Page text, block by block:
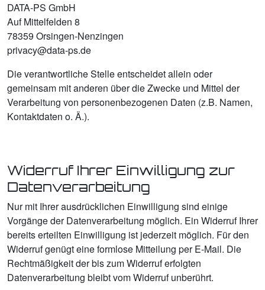
DATA-PS GmbH
Auf Mittelfelden 8
78359 Orsingen-Nenzingen
privacy@data-ps.de
Die verantwortliche Stelle entscheidet allein oder
gemeinsam mit anderen über die Zwecke und Mittel der
Verarbeitung von personenbezogenen Daten (z.B. Namen,
Kontaktdaten o. Ä.).
Widerruf Ihrer Einwilligung zur
Datenverarbeitung
Nur mit Ihrer ausdrücklichen Einwilligung sind einige
Vorgänge der Datenverarbeitung möglich. Ein Widerruf Ihrer
bereits erteilten Einwilligung ist jederzeit möglich. Für den
Widerruf genügt eine formlose Mitteilung per E-Mail. Die
Rechtmäßigkeit der bis zum Widerruf erfolgten
Datenverarbeitung bleibt vom Widerruf unberührt.